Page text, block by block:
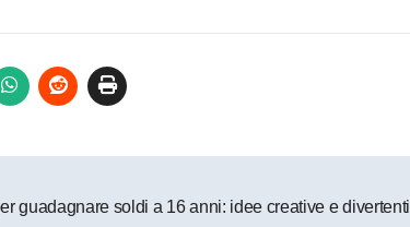
guadagnare soldi a 16 anni: idee creative e divertenti